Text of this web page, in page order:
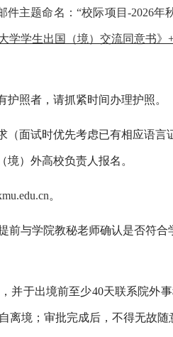
件主题命名：“校际项目-2026年
学学生出国（境）交流同意书》
护照者，请抓紧时间办理护照。
面试时优先考虑已有相应语言
）外高校负责人报名。
。
与学院教秘老师确认是否符
并于出境前至少40天联系院外
离境；审批完成后，不得无故